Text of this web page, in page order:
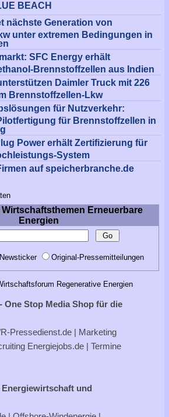
BEACH
nächste Generation von
unter extremen Bedingungen in
SFC Energy erhält
Brennstoffzellen aus Indien
Daimler Truck mit 226
Brennstoffzellen-Lkw
für Nutzverkehr:
für Brennstoffzellen in
Power erhält Zertifizierung für
System
auf speicherbranche.de
Erneuerbare
Energien
Original-Pressemitteilungen
Regenerative Energien
One Stop Media Shop für die
Pressedienst.de | Marketing
Energiejobs.de | Termine
und